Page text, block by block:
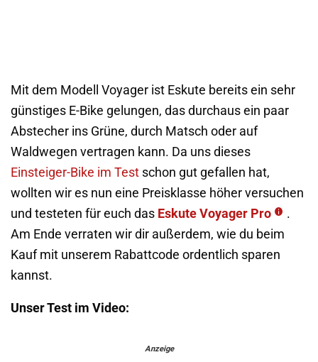
Mit dem Modell Voyager ist Eskute bereits ein sehr
günstiges E-Bike gelungen, das durchaus ein paar
Abstecher ins Grüne, durch Matsch oder auf
Waldwegen vertragen kann. Da uns dieses
Einsteiger-Bike im Test schon gut gefallen hat,
wollten wir es nun eine Preisklasse höher versuchen
und testeten für euch das Eskute Voyager Pro
.
Am Ende verraten wir dir außerdem, wie du beim
Kauf mit unserem Rabattcode ordentlich sparen
kannst.
Unser Test im Video:
Anzeige